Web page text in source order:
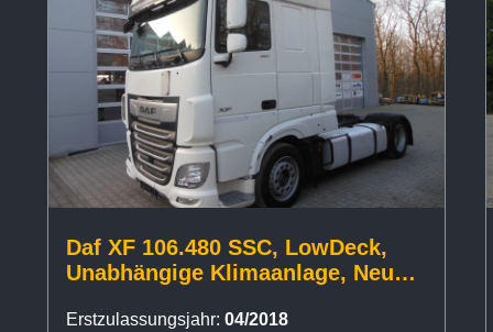
Daf XF 106.480 SSC, LowDeck,
Unabhängige Klimaanlage, Neues
Erstzulassungsjahr: 04/2018